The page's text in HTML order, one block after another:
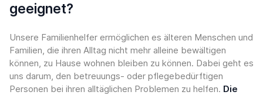
geeignet?
Unsere Familienhelfer ermöglichen es älteren Menschen und
Familien, die ihren Alltag nicht mehr alleine bewältigen
können, zu Hause wohnen bleiben zu können. Dabei geht es
uns darum, den betreuungs- oder pflegebedürftigen
Personen bei ihren alltäglichen Problemen zu helfen. Die